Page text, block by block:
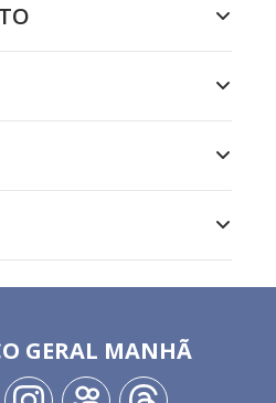
GERAL MANHÃ